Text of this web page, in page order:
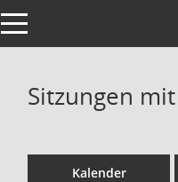
Toggle navigation
Sitzungen
Kalender